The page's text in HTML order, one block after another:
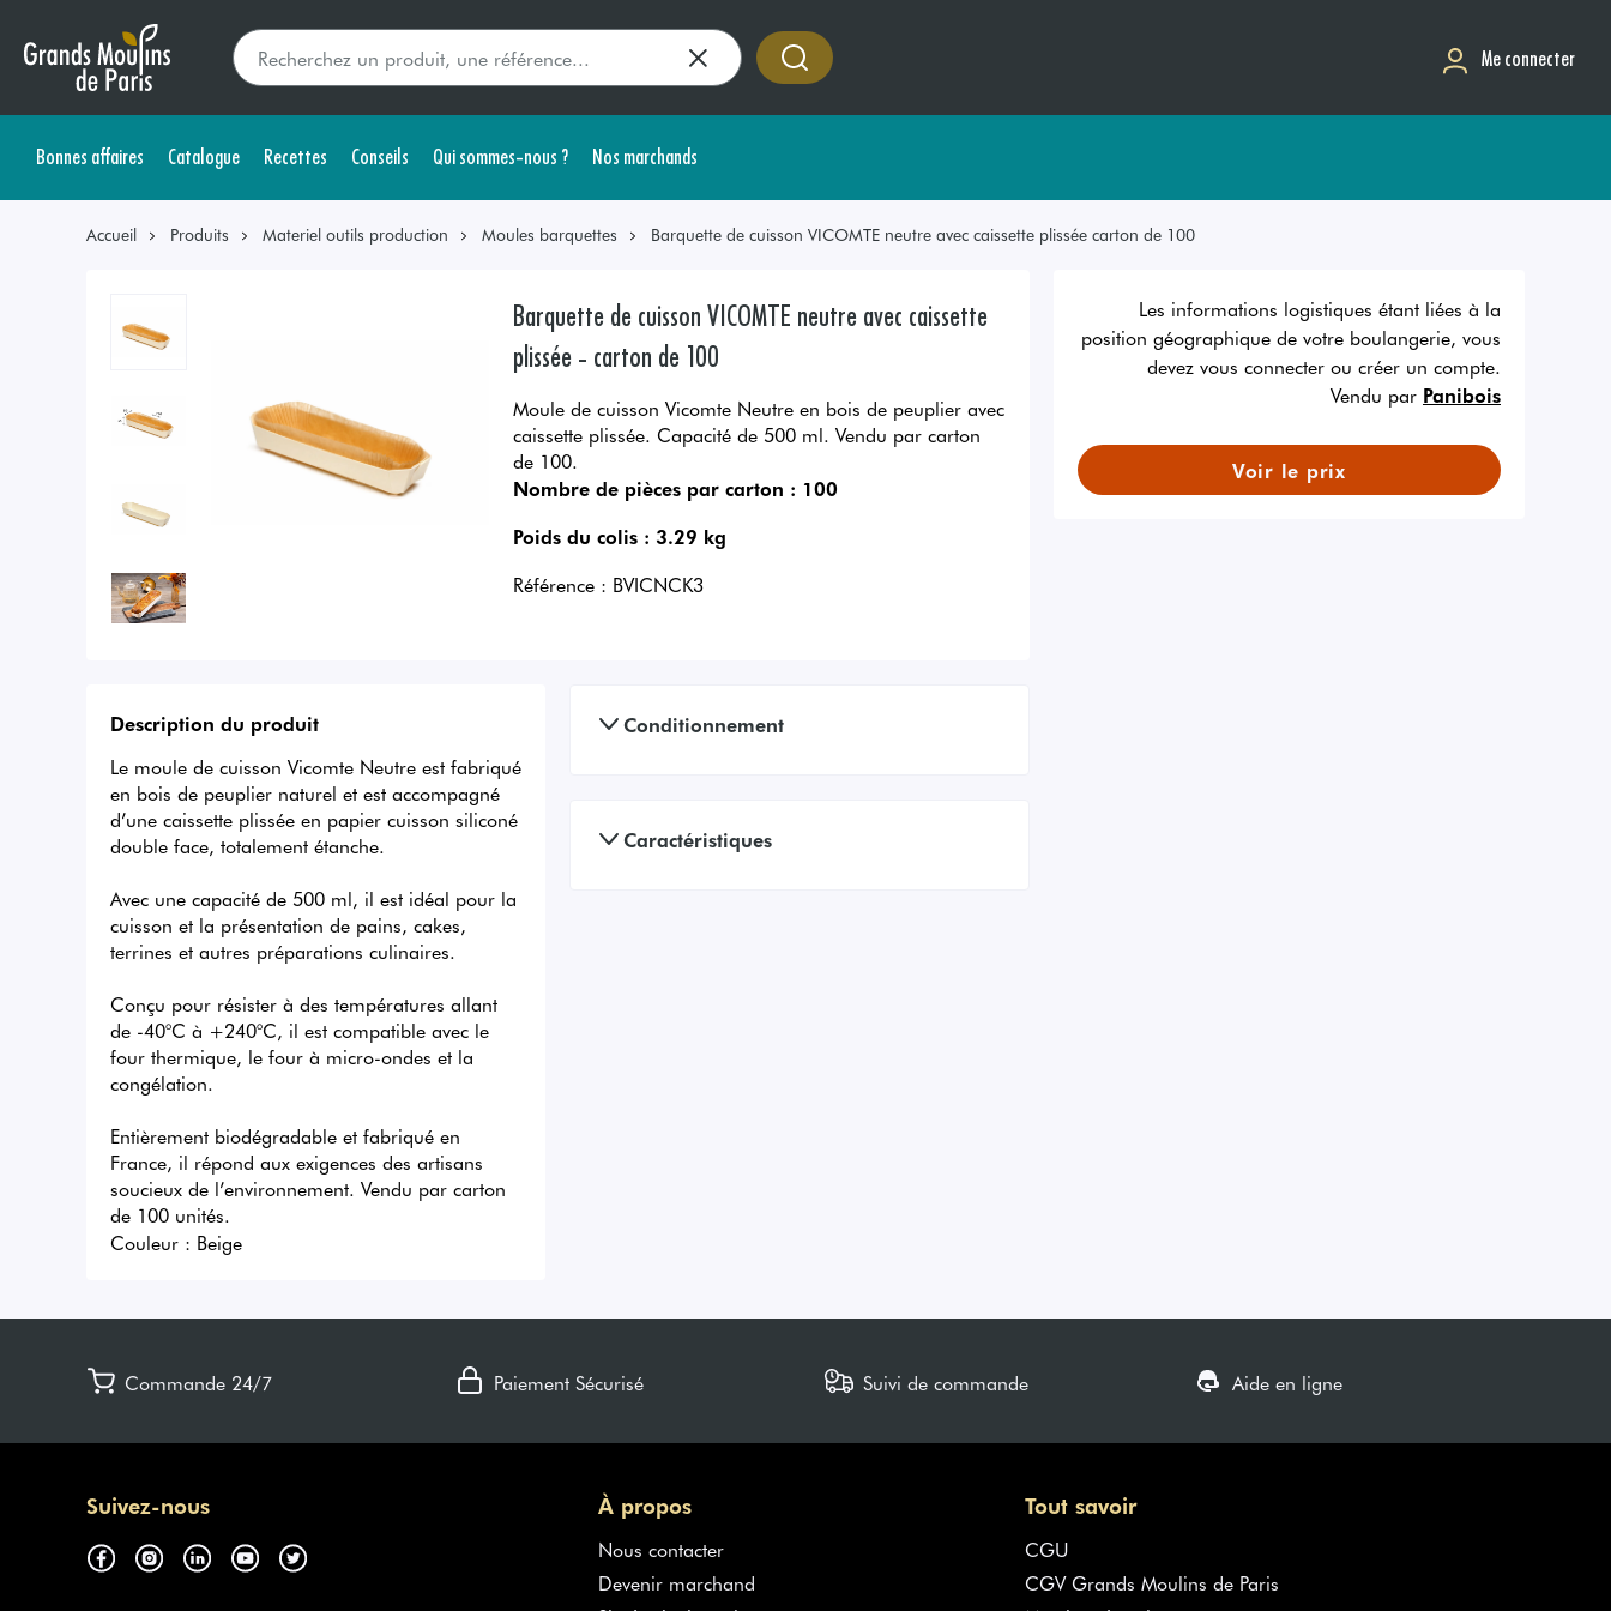
Me connecter
Bonnes affaires Catalogue Recettes Conseils Qui sommes-nous ? Nos marchands
Accueil Produits Materiel outils production Moules barquettes Barquette de cuisson VICOMTE neutre avec caissette plissée carton de 100
Barquette de cuisson VICOMTE neutre avec caissette
plissée - carton de 100
Moule de cuisson Vicomte Neutre en bois de peuplier avec
caissette plissée. Capacité de 500 ml. Vendu par carton
de 100.
Nombre de pièces par carton : 100
Poids du colis : 3.29 kg
Référence : BVICNCK3
Les informations logistiques étant liées à la
position géographique de votre boulangerie, vous
devez vous connecter ou créer un compte.
Vendu par Panibois
Voir le prix
Description du produit
Le moule de cuisson Vicomte Neutre est fabriqué
en bois de peuplier naturel et est accompagné
d’une caissette plissée en papier cuisson siliconé
double face, totalement étanche.
Avec une capacité de 500 ml, il est idéal pour la
cuisson et la présentation de pains, cakes,
terrines et autres préparations culinaires.
Conçu pour résister à des températures allant
de -40°C à +240°C, il est compatible avec le
four thermique, le four à micro-ondes et la
congélation.
Entièrement biodégradable et fabriqué en
France, il répond aux exigences des artisans
soucieux de l’environnement. Vendu par carton
de 100 unités.
Couleur : Beige
Conditionnement
Caractéristiques
Commande 24/7 Paiement Sécurisé Suivi de commande Aide en ligne
Suivez-nous À propos
Nous contacter
Devenir marchand
Tout savoir
CGU
CGV Grands Moulins de Paris